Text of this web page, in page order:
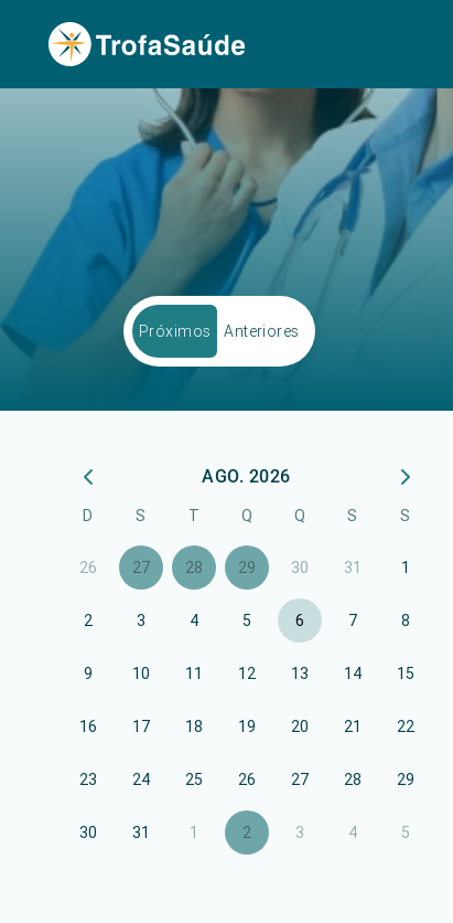
Próximos Anteriores
AGO. 2026
D S T Q Q S S
26 27 28 29 30 31 1
2 3 4 5 6 7 8
9 10 11 12 13 14 15
16 17 18 19 20 21 22
23 24 25 26 27 28 29
30 31 1 2 3 4 5